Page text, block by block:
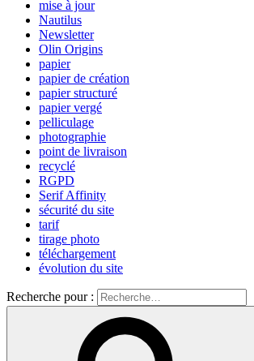
mise à jour
Nautilus
Newsletter
Olin Origins
papier
papier de création
papier structuré
papier vergé
pelliculage
photographie
point de livraison
recyclé
RGPD
Serif Affinity
sécurité du site
tarif
tirage photo
téléchargement
évolution du site
Recherche pour :